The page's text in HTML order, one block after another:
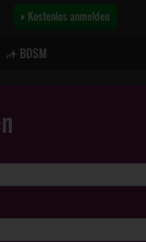
Kostenlos anmelden
BDSM